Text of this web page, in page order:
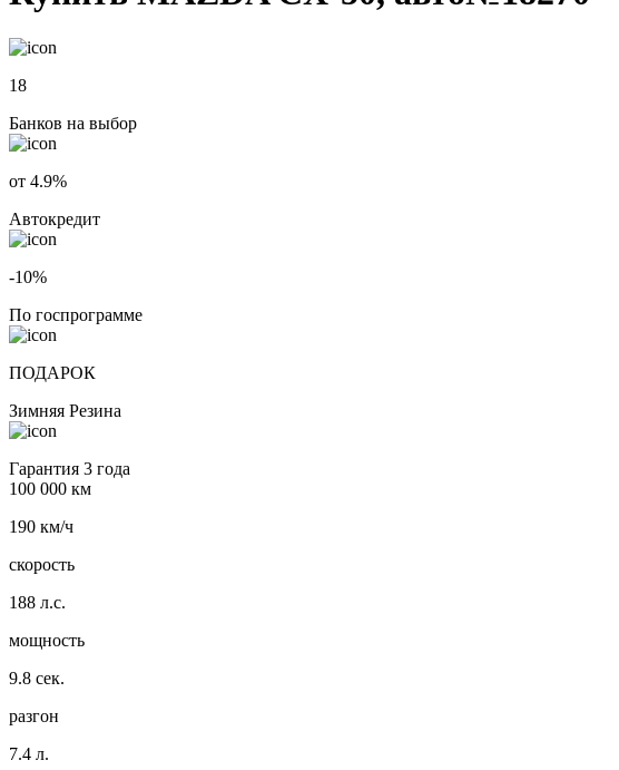
18
Банков на выбор
от 4.9%
Автокредит
-10%
По госпрограмме
ПОДАРОК
Зимняя Резина
Гарантия 3 года
100 000 км
190 км/ч
скорость
188 л.с.
мощность
9.8 сек.
разгон
7.4 л.